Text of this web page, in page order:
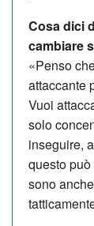
Cosa dici
cambiare
«Penso
attaccante
Vuoi
solo
inseguire,
questo
sono